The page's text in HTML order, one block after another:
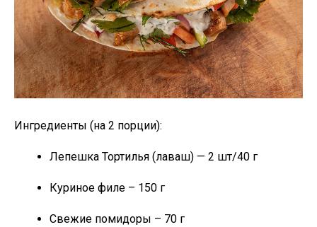
Ингредиенты (на 2 порции):
Лепешка Тортилья (лаваш) — 2 шт/40 г
Куриное филе – 150 г
Свежие помидоры – 70 г